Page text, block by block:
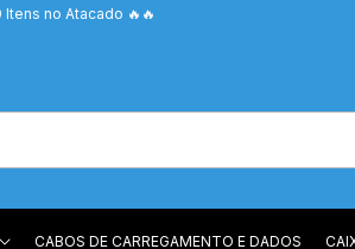
Itens no Atacado 🔥🔥
CABOS DE CARREGAMENTO E DADOS